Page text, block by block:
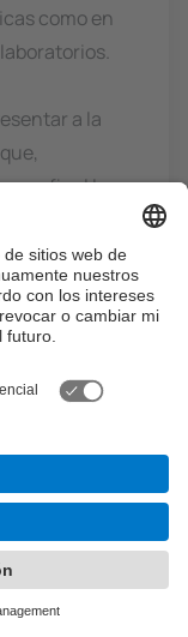
como en
a la
final lo
que se
es un 7.
-